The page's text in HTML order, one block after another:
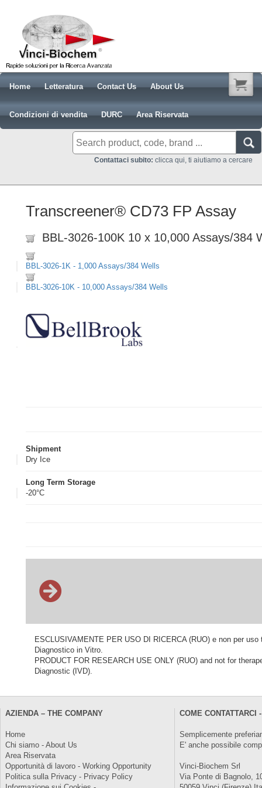
Home Letteratura Contact Us About Us
Condizioni di vendita DURC Area Riservata
Contattaci subito: clicca qui, ti aiutiamo a cercare
Transcreener® CD73 FP Assay
BBL-3026-100K 10 x 10,000 Assays/384
BBL-3026-1K - 1,000 Assays/384 Wells
BBL-3026-10K - 10,000 Assays/384 Wells
Shipment
Dry Ice
Long Term Storage
-20°C
ESCLUSIVAMENTE PER USO DI RICERCA (RUO) e non per
Diagnostico in Vitro.
PRODUCT FOR RESEARCH USE ONLY (RUO) and not for
Diagnostic (IVD).
AZIENDA – THE COMPANY
Home
Chi siamo - About Us
Area Riservata
Opportunità di lavoro - Working Opportunity
Politica sulla Privacy - Privacy Policy
COME CONTATTARCI
Semplicemente
E' anche possibile
Vinci-Biochem Srl
Via Ponte di Bagnolo,